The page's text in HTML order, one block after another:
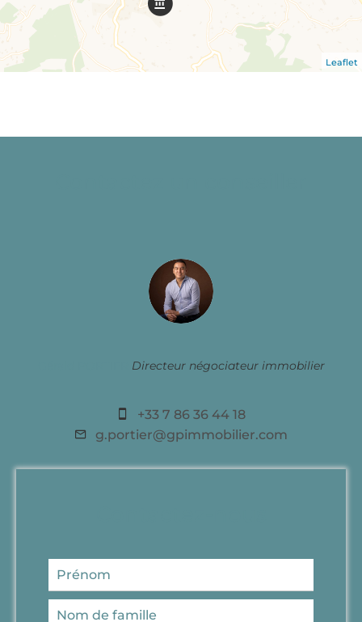
Leaflet
Directeur négociateur immobilier
+33 7 86 36 44 18
g.portier@gpimmobilier.com